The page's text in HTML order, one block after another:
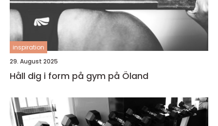
inspiration
29. August 2025
Håll dig i form på gym på Öland